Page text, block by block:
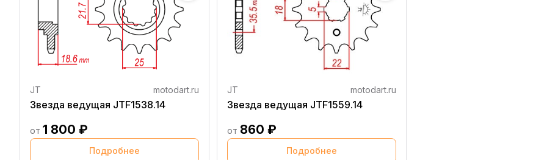
JT motodart.ru
Звезда ведущая JTF1538.14
от 1 800 ₽
Подробнее
JT motodart.ru
Звезда ведущая JTF1559.14
от 860 ₽
Подробнее